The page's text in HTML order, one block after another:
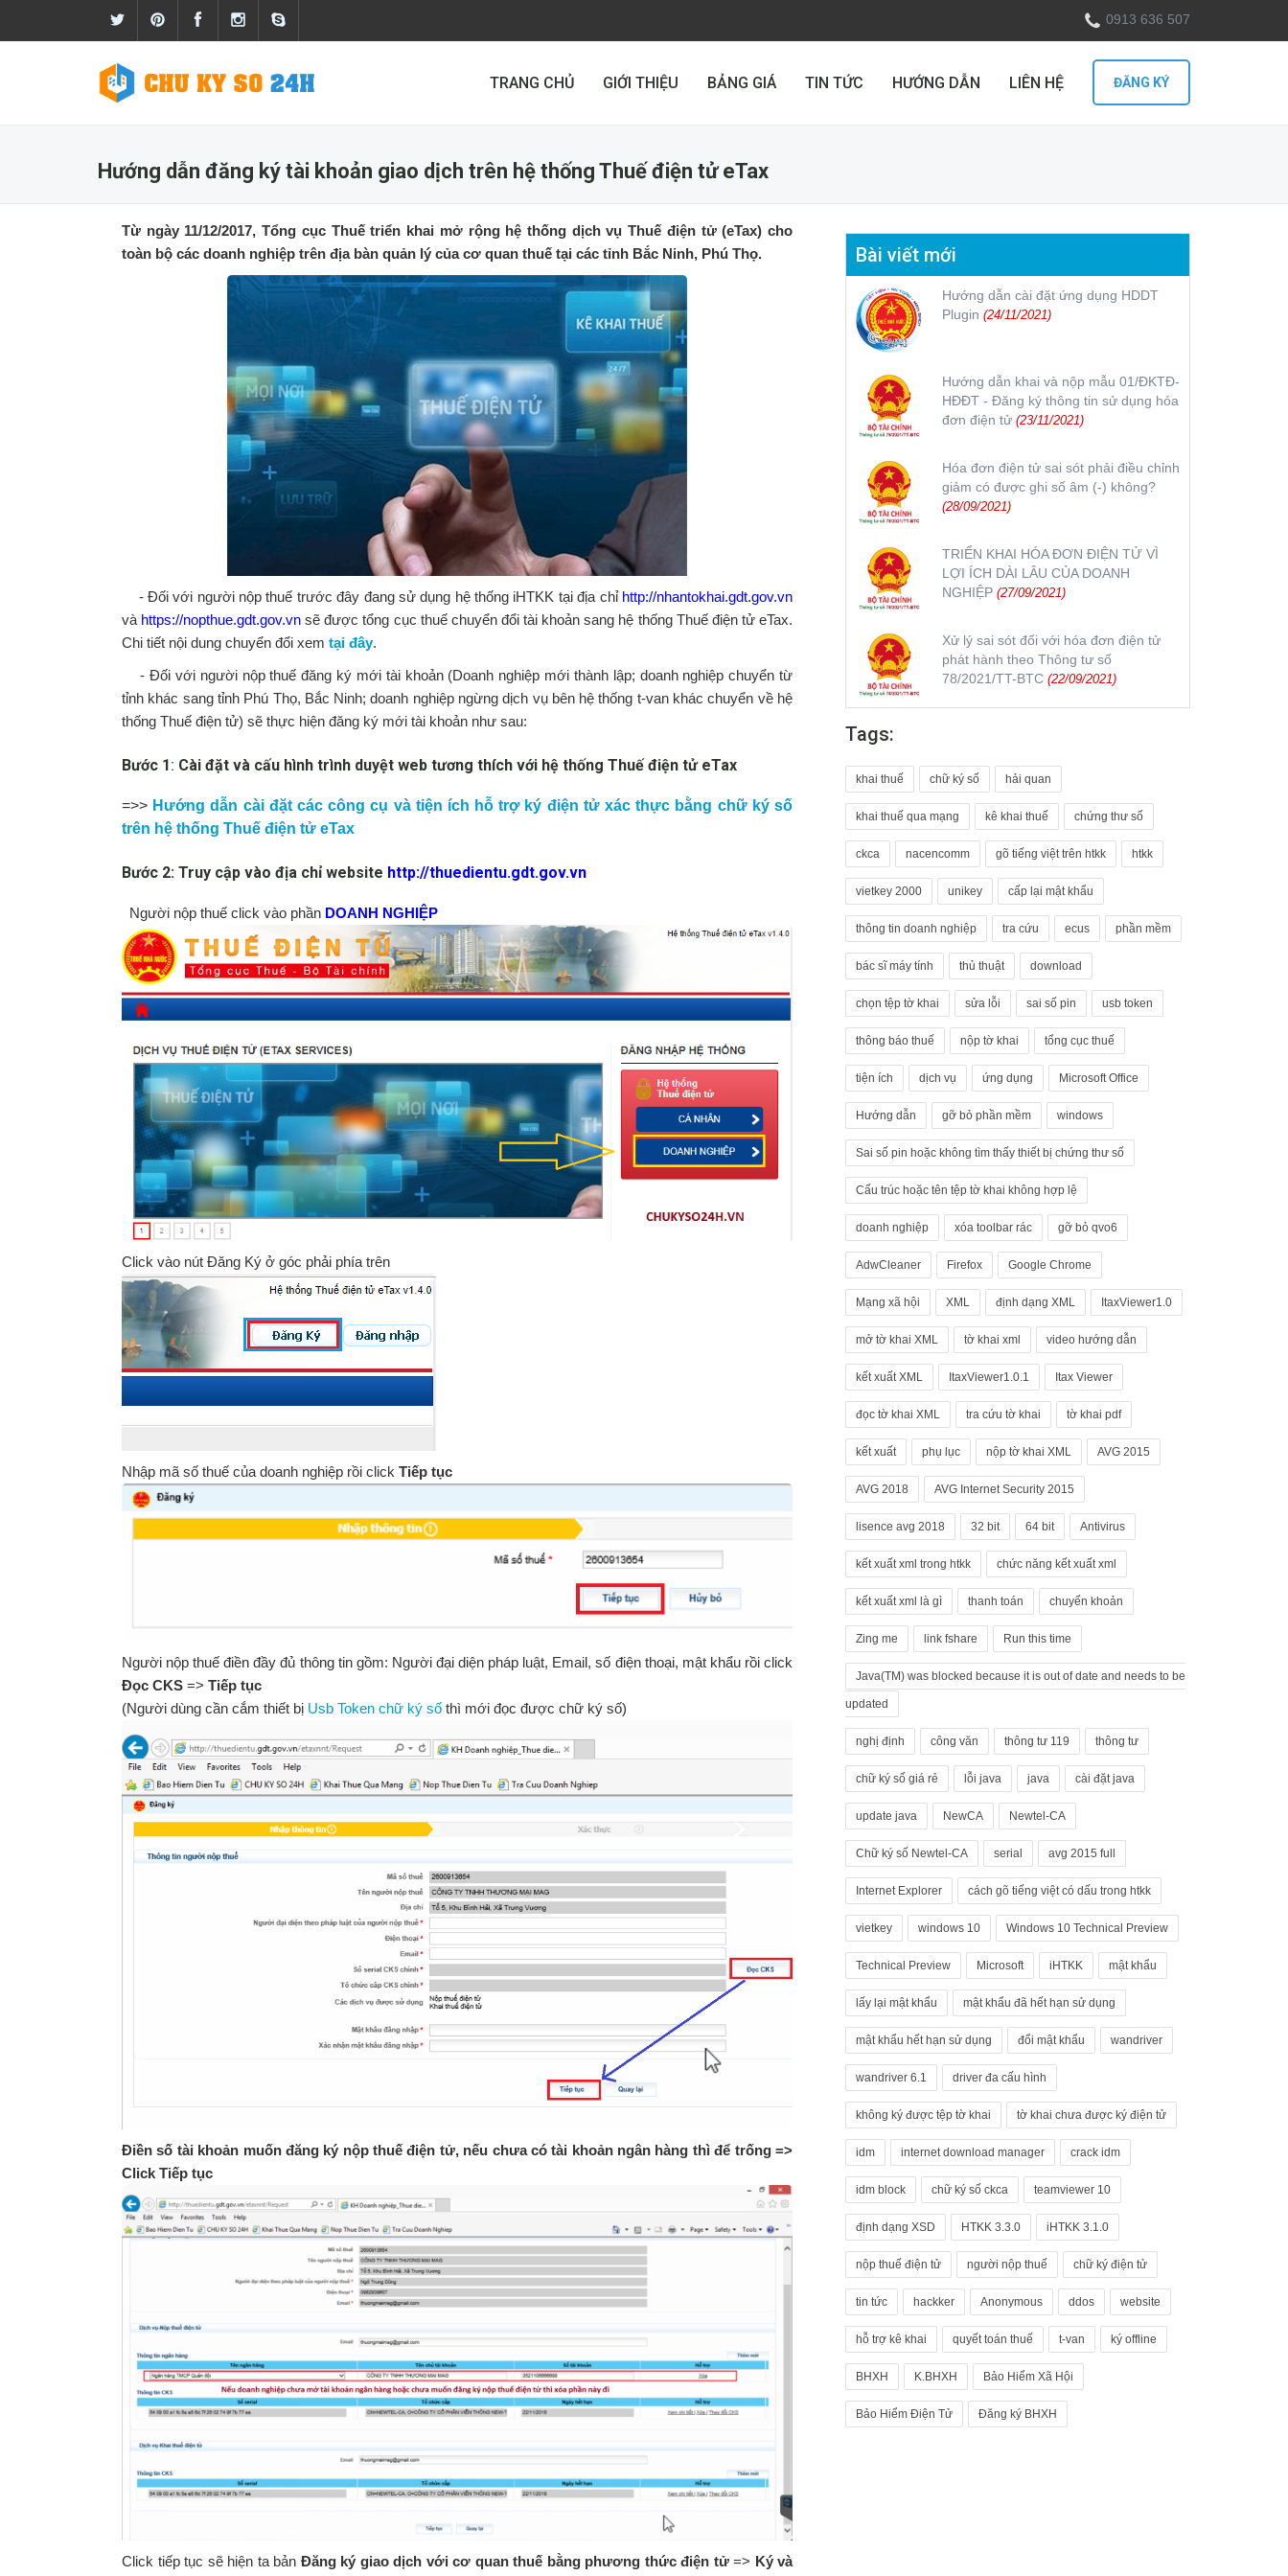
0913 636 507
TRANG CHỦ GIỚI THIỆU BẢNG GIÁ TIN TỨC HƯỚNG DẪN LIÊN HỆ ĐĂNG KÝ
Hướng dẫn đăng ký tài khoản giao dịch trên hệ thống Thuế điện tử eTax
Từ ngày 11/12/2017, Tổng cục Thuế triển khai mở rộng hệ thống dịch vụ Thuế điện tử (eTax) cho
toàn bộ các doanh nghiệp trên địa bàn quản lý của cơ quan thuế tại các tỉnh Bắc Ninh, Phú Thọ.
- Đối với người nộp thuế trước đây đang sử dụng hệ thống iHTKK tại địa chỉ http://nhantokhai.gdt.gov.vn
và https://nopthue.gdt.gov.vn sẽ được tổng cục thuế chuyển đổi tài khoản sang hệ thống Thuế điện tử eTax.
Chi tiết nội dung chuyển đổi xem tại đây.
- Đối với người nộp thuế đăng ký mới tài khoản (Doanh nghiệp mới thành lập; doanh nghiệp chuyển từ
tỉnh khác sang tỉnh Phú Thọ, Bắc Ninh; doanh nghiệp ngừng dịch vụ bên hệ thống t-van khác chuyển về hệ
thống Thuế điện tử) sẽ thực hiện đăng ký mới tài khoản như sau:
Bước 1: Cài đặt và cấu hình trình duyệt web tương thích với hệ thống Thuế điện tử eTax
=>> Hướng dẫn cài đặt các công cụ và tiện ích hỗ trợ ký điện tử xác thực bằng chữ ký số
trên hệ thống Thuế điện tử eTax
Bước 2: Truy cập vào địa chỉ website http://thuedientu.gdt.gov.vn
Người nộp thuế click vào phần DOANH NGHIỆP
Click vào nút Đăng Ký ở góc phải phía trên
Nhập mã số thuế của doanh nghiệp rồi click Tiếp tục
Người nộp thuế điền đầy đủ thông tin gồm: Người đại diện pháp luật, Email, số điện thoại, mật khẩu rồi click
Đọc CKS => Tiếp tục
(Người dùng cần cắm thiết bị Usb Token chữ ký số thì mới đọc được chữ ký số)
Điền số tài khoản muốn đăng ký nộp thuế điện tử, nếu chưa có tài khoản ngân hàng thì để trống =>
Click Tiếp tục
Click tiếp tục sẽ hiện ta bản Đăng ký giao dịch với cơ quan thuế bằng phương thức điện tử=> Ký và
Bài viết mới
Hướng dẫn cài đặt ứng dụng HDDT
Plugin (24/11/2021)
Hướng dẫn khai và nộp mẫu 01/ĐKTĐ-
HĐĐT - Đăng ký thông tin sử dụng hóa
đơn điện tử (23/11/2021)
Hóa đơn điện tử sai sót phải điều chỉnh
giảm có được ghi số âm (-) không?
(28/09/2021)
TRIỂN KHAI HÓA ĐƠN ĐIỆN TỬ VÌ
LỢI ÍCH DÀI LÂU CỦA DOANH
NGHIỆP (27/09/2021)
Xử lý sai sót đối với hóa đơn điện tử
phát hành theo Thông tư số
78/2021/TT-BTC (22/09/2021)
Tags:
khai thuế chữ ký số hải quan
khai thuế qua mạng kê khai thuế chứng thư số
ckca nacencomm gõ tiếng việt trên htkk htkk
vietkey 2000 unikey cấp lại mật khẩu
thông tin doanh nghiệp tra cứu ecus phần mềm
bác sĩ máy tính thủ thuật download
chọn tệp tờ khai sửa lỗi sai số pin usb token
thông báo thuế nộp tờ khai tổng cục thuế
tiện ích dịch vụ ứng dụng Microsoft Office
Hướng dẫn gỡ bỏ phần mềm windows
Sai số pin hoặc không tìm thấy thiết bị chứng thư số
Cấu trúc hoặc tên tệp tờ khai không hợp lệ
doanh nghiệp xóa toolbar rác gỡ bỏ qvo6
AdwCleaner Firefox Google Chrome
Mạng xã hội XML định dạng XML ItaxViewer1.0
mở tờ khai XML tờ khai xml video hướng dẫn
kết xuất XML ItaxViewer1.0.1 Itax Viewer
đọc tờ khai XML tra cứu tờ khai tờ khai pdf
kết xuất phụ lục nộp tờ khai XML AVG 2015
AVG 2018 AVG Internet Security 2015
lisence avg 2018 32 bit 64 bit Antivirus
kết xuất xml trong htkk chức năng kết xuất xml
kết xuất xml là gì thanh toán chuyển khoản
Zing me link fshare Run this time
Java(TM) was blocked because it is out of date and needs to be
updated
nghị định công văn thông tư 119 thông tư
chữ ký số giá rẻ lỗi java java cài đặt java
update java NewCA Newtel-CA
Chữ ký số Newtel-CA serial avg 2015 full
Internet Explorer cách gõ tiếng việt có dấu trong htkk
vietkey windows 10 Windows 10 Technical Preview
Technical Preview Microsoft iHTKK mật khẩu
lấy lại mật khẩu mật khẩu đã hết hạn sử dụng
mật khẩu hết hạn sử dụng đổi mật khẩu wandriver
wandriver 6.1 driver đa cấu hình
không ký được tệp tờ khai tờ khai chưa được ký điện tử
idm internet download manager crack idm
idm block chữ ký số ckca teamviewer 10
định dạng XSD HTKK 3.3.0 iHTKK 3.1.0
nộp thuế điện tử người nộp thuế chữ ký điện tử
tin tức hackker Anonymous ddos website
hỗ trợ kê khai quyết toán thuế t-van ký offline
BHXH K.BHXH Bảo Hiểm Xã Hội
Bảo Hiểm Điện Tử Đăng ký BHXH